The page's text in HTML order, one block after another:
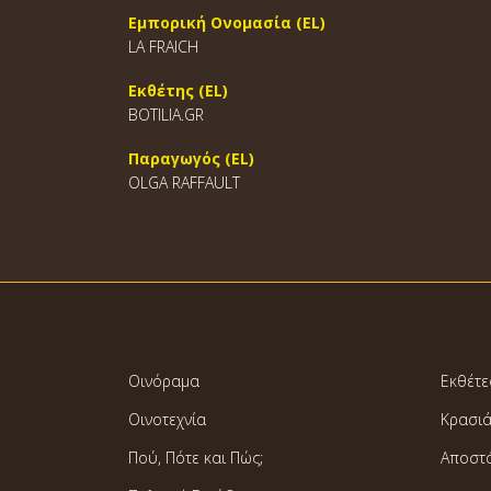
Εμπορική Ονομασία (EL)
LA FRAICH
Εκθέτης (EL)
BOTILIA.GR
Παραγωγός (EL)
OLGA RAFFAULT
Οινόραμα
Οινοτεχνία
Πού, Πότε και Πώς;
Κρασιά